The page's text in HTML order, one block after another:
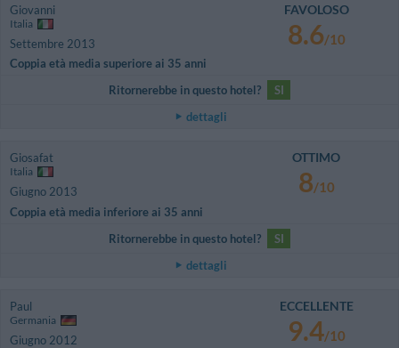
Giovanni
Italia
Settembre 2013
Coppia età media superiore ai 35 anni
FAVOLOSO
8.6/10
Ritornerebbe in questo hotel?
SI
dettagli
Giosafat
Italia
Giugno 2013
Coppia età media inferiore ai 35 anni
OTTIMO
8/10
Ritornerebbe in questo hotel?
SI
dettagli
Paul
Germania
Giugno 2012
ECCELLENTE
9.4/10